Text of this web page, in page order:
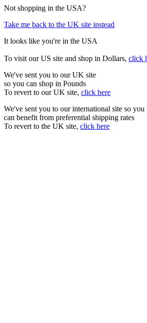
Not shopping in the USA?
Take me back to the UK site instead
It looks like you're in the USA
To visit our US site and shop in Dollars, click
We've sent you to our UK site
so you can shop in Pounds
To revert to our UK site, click here
We've sent you to our international site so you
can benefit from preferential shipping rates
To revert to the UK site, click here